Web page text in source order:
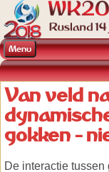
Van veld
gokken -
De interactie
Menu